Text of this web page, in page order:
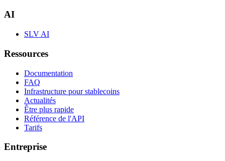
AI
SLV AI
Ressources
Documentation
FAQ
Infrastructure pour stablecoins
Actualités
Être plus rapide
Référence de l'API
Tarifs
Entreprise